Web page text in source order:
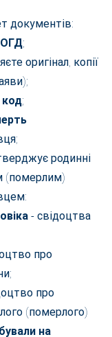
документів:
ОГД;
оригінал, копії
код;
родинні
(померлим)
- свідоцтва
про
про
(померлого)
на